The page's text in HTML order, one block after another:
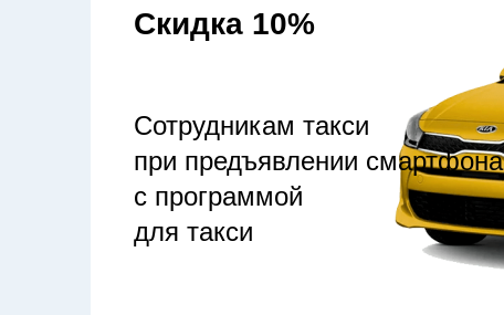
Скидка 10%
Сотрудникам такси
при предъявлении смартфона
с программой
для такси